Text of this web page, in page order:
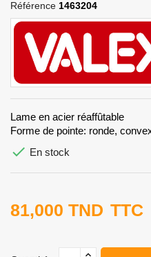
Référence 1463204
Lame en acier réaffûtable
Forme de pointe: ronde,
 En stock
81,000 TND TTC